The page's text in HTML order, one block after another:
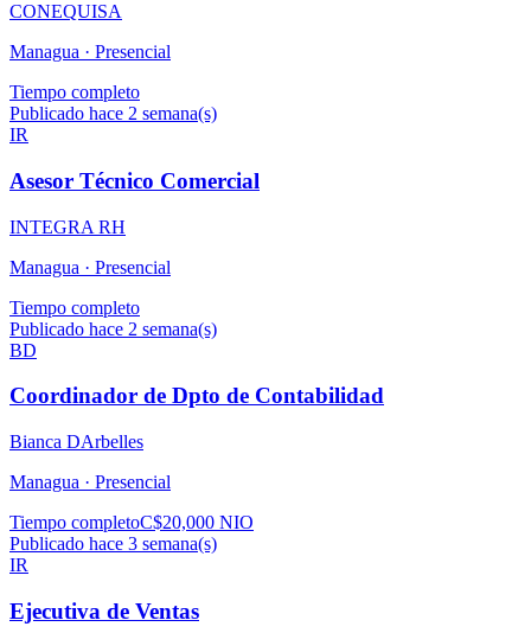
CONEQUISA
Managua · Presencial
Tiempo completo
Publicado hace 2 semana(s)
IR
Asesor Técnico Comercial
INTEGRA RH
Managua · Presencial
Tiempo completo
Publicado hace 2 semana(s)
BD
Coordinador de Dpto de Contabilidad
Bianca DArbelles
Managua · Presencial
Tiempo completoC$20,000 NIO
Publicado hace 3 semana(s)
IR
Ejecutiva de Ventas